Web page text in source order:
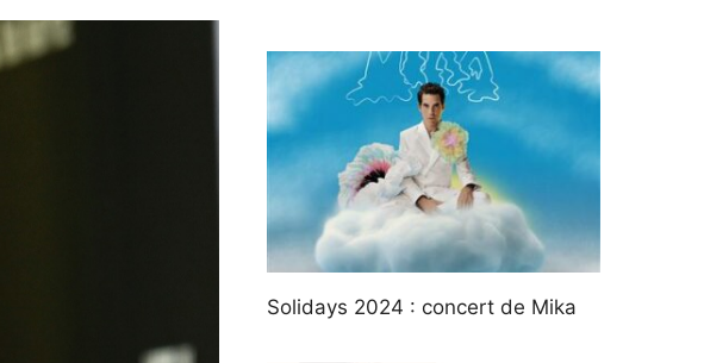
Solidays 2024 : concert de Mika